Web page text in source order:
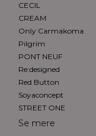
CECIL
CREAM
Only Carmakoma
Pilgrim
PONT NEUF
Re:designed
Red Button
Soyaconcept
STREET ONE
Se mere